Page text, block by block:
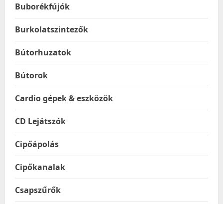
Buborékfújók
Burkolatszintezők
Bútorhuzatok
Bútorok
Cardio gépek & eszközök
CD Lejátszók
Cipőápolás
Cipőkanalak
Csapszűrők